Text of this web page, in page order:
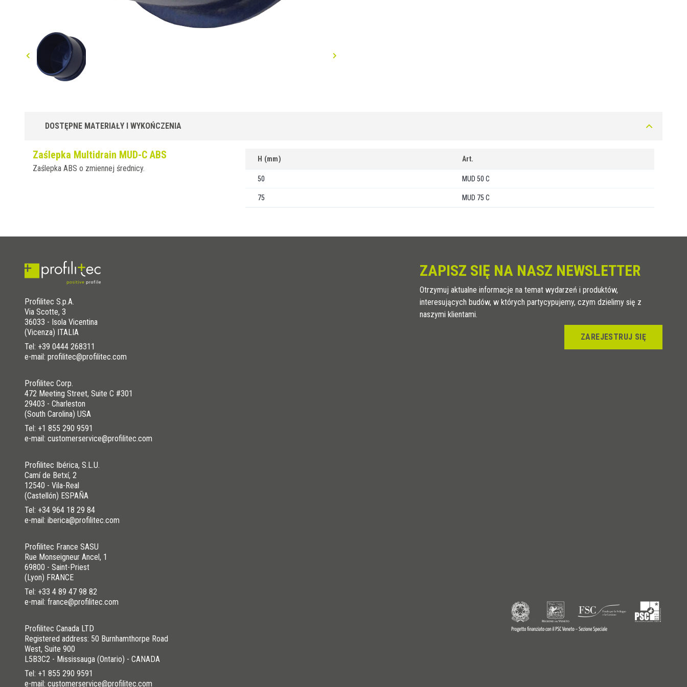
DOSTĘPNE MATERIAŁY I WYKOŃCZENIA
Zaślepka Multidrain MUD-C ABS
Zaślepka ABS o zmiennej średnicy.
H (mm) Art.
50 MUD 50 C
75 MUD 75 C
Profilitec S.p.A.
Via Scotte, 3
36033 - Isola Vicentina
(Vicenza) ITALIA
Tel: +39 0444 268311
e-mail: profilitec@profilitec.com
Profilitec Corp.
472 Meeting Street, Suite C #301
29403 - Charleston
(South Carolina) USA
Tel: +1 855 290 9591
e-mail: customerservice@profilitec.com
Profilitec Ibérica, S.L.U.
Camí de Betxí, 2
12540 - Vila-Real
(Castellón) ESPAÑA
Tel: +34 964 18 29 84
e-mail: iberica@profilitec.com
Profilitec France SASU
Rue Monseigneur Ancel, 1
69800 - Saint-Priest
(Lyon) FRANCE
Tel: +33 4 89 47 98 82
e-mail: france@profilitec.com
Profilitec Canada LTD
Registered address: 50 Burnhamthorpe Road
West, Suite 900
L5B3C2 - Mississauga (Ontario) - CANADA
Tel: +1 855 290 9591
e-mail: customerservice@profilitec.com
ZAPISZ SIĘ NA NASZ NEWSLETTER
Otrzymuj aktualne informacje na temat wydarzeń i produktów,
interesujących budów, w których partycypujemy, czym dzielimy się z
naszymi klientami.
ZAREJESTRUJ SIĘ